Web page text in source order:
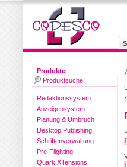
Produkte
Produktsuche
Redaktionssystem
Anzeigensystem
Planung & Umbruch
Desktop Publishing
Schriftenverwaltung
Pre-Flighting
Quark XTensions